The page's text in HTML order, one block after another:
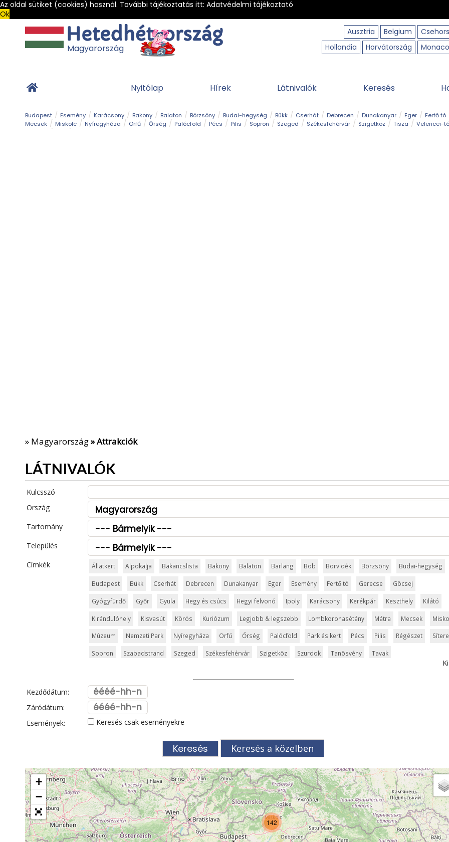
Az oldal sütiket (cookies) használ. További tájékoztatás itt: Adatvédelmi tájékoztató
Ok
Ausztria
Belgium
Hollandia
Horvátország Monaco
Magyarország
Nyitólap Hírek Látnivalók Keresés
Budapest Esemény Karácsony Bakony Balaton Börzsöny Budai-hegység Bükk Cserhát Debrecen Dunakanyar Eger Fertő tó
Mecsek
Miskolc Nyíregyháza Orfű Őrség Palócföld Pécs Pilis Sopron Szeged Székesfehérvár Szigetköz Tisza Velencei-tó
» Magyarország» Attrakciók
LÁTNIVALÓK
Kulcsszó
Ország
Tartomány
Település
Címkék
Állatkert Alpokalja Bakancslista Bakony Balaton Barlang Bob Borvidék Börzsöny Budai-hegység
Budapest Bükk Cserhát Debrecen Dunakanyar Eger Esemény Fertő tó Gerecse Göcsej
Gyógyfürdő Győr Gyula Hegy és csúcs Hegyi felvonó Ipoly Karácsony Kerékpár Keszthely Kilátó
Kirándulóhely Kisvasút Körös Kuriózum Legjobb & legszebb Lombkoronasétány Mátra Mecsek
Múzeum Nemzeti Park Nyíregyháza Orfű Őrség Palócföld Park és kert Pécs Pilis Régészet
Sopron Szabadstrand Szeged Székesfehérvár Szigetköz Szurdok Tanösvény Tavak
Visegrád Vízesés
Kezdődátum:
Záródátum:
Események:
Keresés csak eseményekre
Keresés a közelben
142
+
−